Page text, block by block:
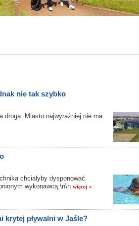
nie tak szybko
droga. Miasto najwyraźniej nie ma
chciałyby dysponować
wykonawcą.\n\n więcej »
krytej pływalni w Jaśle?